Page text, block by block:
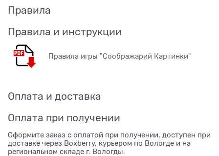
Правила
Правила и инструкции
Правила игры "Соображарий Картинки"
Оплата и доставка
Оплата при получении
Оформите заказ с оплатой при получении, доступен при
доставке через Boxberry, курьером по Вологде и на
региональном складе г. Вологды.